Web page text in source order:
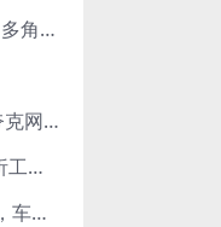
祈风TTS_v0.1.3.2，多角色Ai配音神器，丰富的热门音色
QuarkPanTool，夸克网盘链接批量转存、分享和下载工具
网易云音乐无损解析工具，超清母带音质免费下载
酷狗音乐TV提取版，车机+安卓+TV三端会员互通